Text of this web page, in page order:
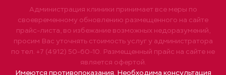
Администрация клиники принимает все меры по
своевременному обновлению размещенного на сайте
прайс-листа, во избежание возможных недоразумений,
просим Вас уточнять стоимость услуг у администратора
по тел. +7 (4912) 50-60-10. Размещенный прайс на сайте не
является офертой.
Имеются противопоказания. Необходима консультация